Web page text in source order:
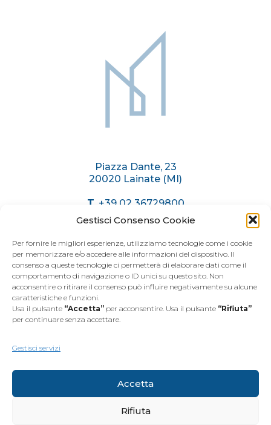
Gestisci Consenso Cookie
Per fornire le migliori esperienze, utilizziamo tecnologie come i cookie
per memorizzare e/o accedere alle informazioni del dispositivo. Il
consenso a queste tecnologie ci permetterà di elaborare dati come il
comportamento di navigazione o ID unici su questo sito. Non
acconsentire o ritirare il consenso può influire negativamente su alcune
caratteristiche e funzioni.
Usa il pulsante “Accetta” per acconsentire. Usa il pulsante “Rifiuta”
per continuare senza accettare.
Gestisci servizi
Accetta
Rifiuta
Piazza Dante, 23
20020 Lainate (MI)
T. +39 02 36729800
C.
+39 375 6174071
info@immobiliaremariani.it
ORARI AGENZIA
Dal
dalle 9.00 alle 12.30
dalle 15.00 alle 19.30